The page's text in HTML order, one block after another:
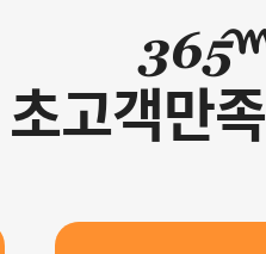
초고객만